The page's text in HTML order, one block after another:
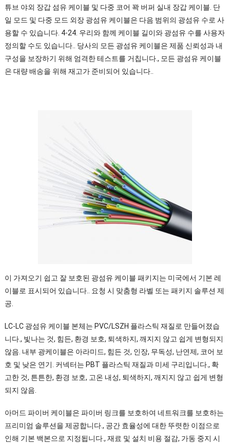
튜브 야외 장갑 섬유 케이블 및 다중 코어 꽉 버퍼 실내 장갑 케이블. 단
일 모드 및 다중 모드 외장 광섬유 케이블은 다음 범위의 광섬유 수로 사
용할 수 있습니다. 4-24. 우리와 함께 케이블 길이와 광섬유 수를 사용자
정의할 수도 있습니다.. 당사의 모든 광섬유 케이블은 제품 신뢰성과 내
구성을 보장하기 위해 엄격한 테스트를 거칩니다., 모든 광섬유 케이블
은 대량 배송을 위해 재고가 준비되어 있습니다..
이 가져오기 쉽고 잘 보호된 광섬유 케이블 패키지는 미국에서 기본 레
이블로 표시되어 있습니다.. 요청 시 맞춤형 라벨 또는 패키지 솔루션 제
공.
LC-LC 광섬유 케이블 본체는 PVC/LSZH 플라스틱 재질로 만들어졌습
니다., 빛나는 것, 힘든, 환경 보호, 퇴색하지, 깨지지 않고 쉽게 변형되지
않음. 내부 광케이블은 아라미드, 힘든 것, 인장, 무독성, 난연제, 코어 보
호 및 낮은 연기. 커넥터는 PBT 플라스틱 재질과 미세 구리입니다., 확
고한 것, 튼튼한, 환경 보호, 고온 내성, 퇴색하지, 깨지지 않고 쉽게 변형
되지 않음.
아머드 파이버 케이블은 파이버 링크를 보호하여 네트워크를 보호하는
프리미엄 솔루션을 제공합니다., 공간 효율성에 대한 뚜렷한 이점으로
인해 기본 백본으로 지정됩니다., 재료 및 설치 비용 절감, 가동 중지 시